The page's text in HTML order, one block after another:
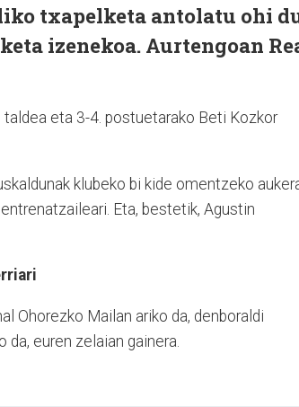
txapelketa antolatu ohi
izenekoa. Aurtengoan
taldea eta 3-4. postuetarako Beti Kozkor
klubeko bi kide omentzeko
Eta, bestetik, Agustin
Ohorezko Mailan ariko da, denboraldi
da, euren zelaian gainera.